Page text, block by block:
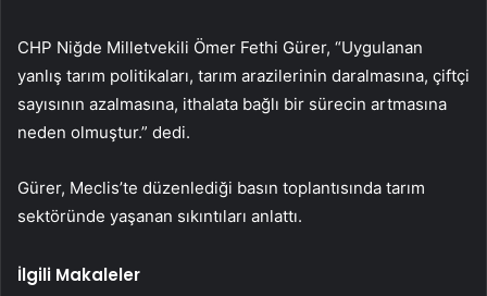
CHP Niğde Milletvekili Ömer Fethi Gürer, “Uygulanan
yanlış tarım politikaları, tarım arazilerinin daralmasına, çiftçi
sayısının azalmasına, ithalata bağlı bir sürecin artmasına
neden olmuştur.” dedi.
Gürer, Meclis’te düzenlediği basın toplantısında tarım
sektöründe yaşanan sıkıntıları anlattı.
İlgili Makaleler